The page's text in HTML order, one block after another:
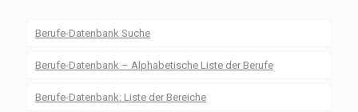
Berufe-Datenbank Suche
Berufe-Datenbank – Alphabetische Liste der Berufe
Berufe-Datenbank: Liste der Bereiche